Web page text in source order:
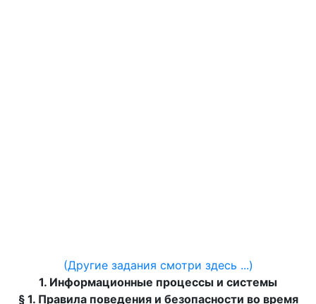
(Другие задания смотри здесь ...)
1. Информационные процессы и системы
§ 1. Правила поведения и безопасности во время